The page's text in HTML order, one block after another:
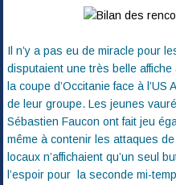
Il n’y a pas eu de miracle pour
disputaient une très belle
la coupe d’Occitanie face à
de leur groupe. Les jeunes
Sébastien Faucon ont fait jeu
même à contenir les attaques
locaux n’affichaient qu’un seul
l’espoir pour la seconde mi-